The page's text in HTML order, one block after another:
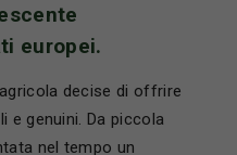
europei.
decise di offrire
e genuini. Da piccola
nel tempo un